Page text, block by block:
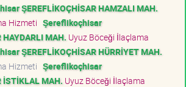
ŞEREFLİKOÇHİSAR HAMZALI MAH.
Hizmeti Şereflikoçhisar
HAYDARLI MAH. Uyuz Böceği İlaçlama
ŞEREFLİKOÇHİSAR HÜRRİYET MAH.
Hizmeti Şereflikoçhisar
İSTİKLAL MAH. Uyuz Böceği İlaçlama